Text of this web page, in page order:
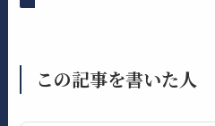
この記事を書いた人